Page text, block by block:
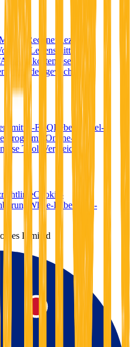
Rechner
Rezept-
Lebensmittel-
Alle kostenlosen
Idealgewichts-
FAQLebensmittel-
Online-
Tools Vergleiche
Cookie-
White-Label-App-
Limited